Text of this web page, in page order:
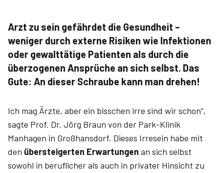
Arzt zu sein gefährdet die Gesundheit –
weniger durch externe Risiken wie Infektionen
oder gewalttätige Patienten als durch die
überzogenen Ansprüche an sich selbst. Das
Gute: An dieser Schraube kann man drehen!
Ich mag Ärzte, aber ein bisschen irre sind wir schon“,
sagte Prof. Dr. Jörg Braun von der Park-Klinik
Manhagen in Großhansdorf. Dieses Irresein habe mit
den übersteigerten Erwartungen an sich selbst
sowohl in beruflicher als auch in privater Hinsicht zu